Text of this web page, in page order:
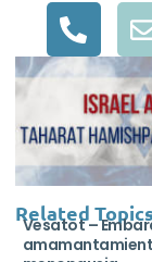
Related Topics
Vesatot –